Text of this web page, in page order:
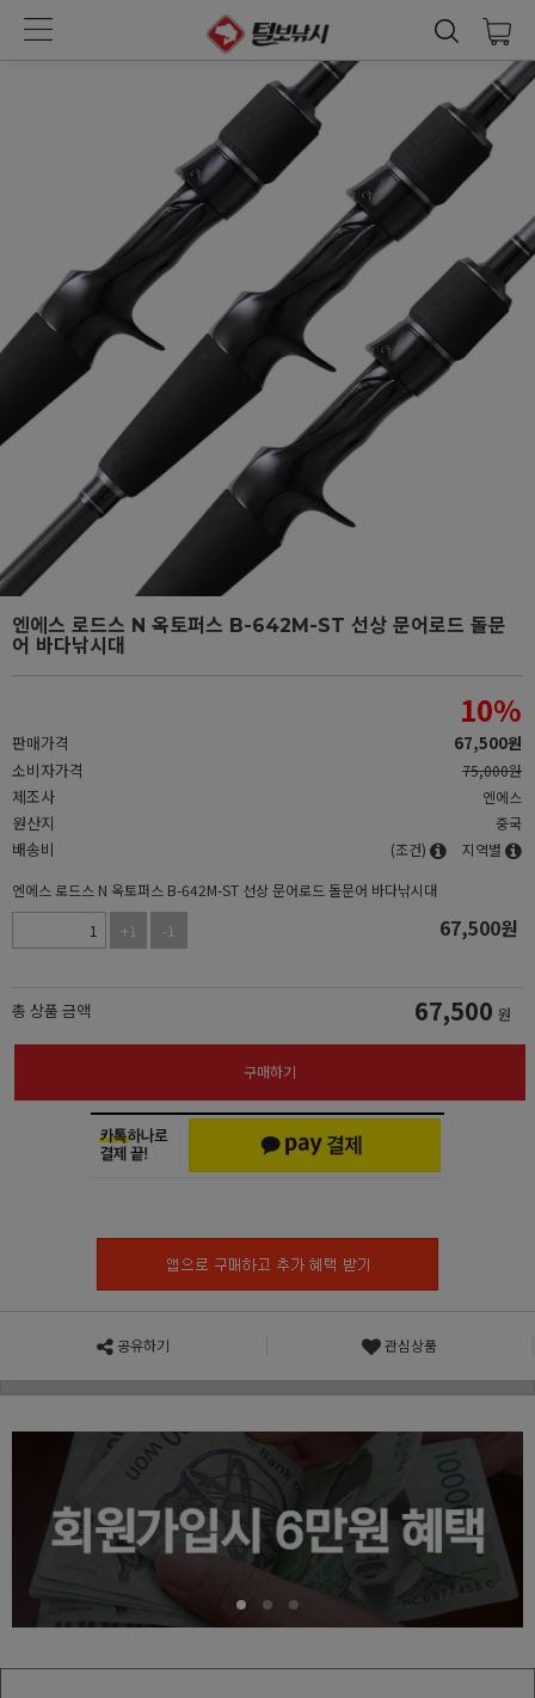
엔에스 로드스 N 옥토퍼스 B-642M-ST 선상 문어로드 돌문
어 바다낚시대
판매가격
10%
67,500원
소비자가격
75,000원
제조사 엔에스
원산지 중국
배송비 (조건)
지역별
엔에스 로드스 N 옥토퍼스 B-642M-ST 선상 문어로드 돌문어 바다낚시대
+1
-1 67,500원
총 상품 금액 67,500 원
구매하기
공유하기 관심상품